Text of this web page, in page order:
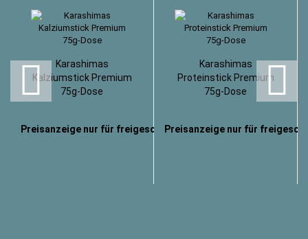
Karashimas
Kalziumstick Premium
75g-Dose
Preisanzeige nur für freigeschaltete Kunden
Karashimas
Proteinstick Premium
75g-Dose
Preisanzeige nur für